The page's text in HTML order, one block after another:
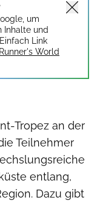
um
Inhalte und
Link
Runner's World
Tropez an der
Teilnehmer
entlang,
Dazu gibt